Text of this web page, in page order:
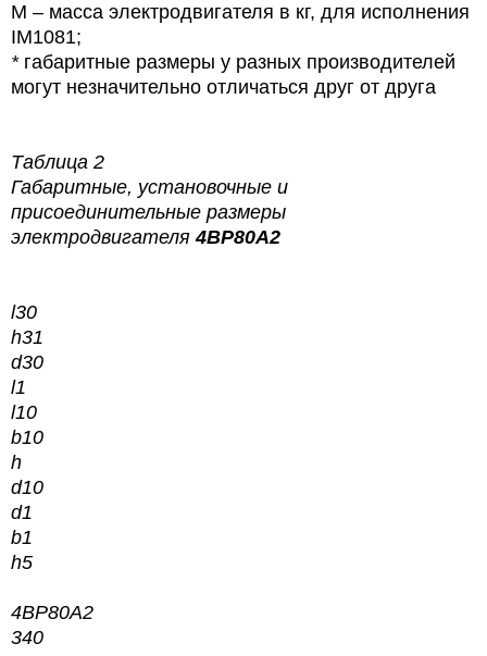
М – масса электродвигателя в кг, для исполнения
IM1081;
*габаритные размеры у разных производителей
могут незначительно отличаться друг от друга
Таблица 2
Габаритные, установочные и
присоединительные размеры
электродвигателя 4ВР80А2
l30
h31
d30
l1
l10
b10
h
d10
d1
b1
h5
4ВР80А2
340